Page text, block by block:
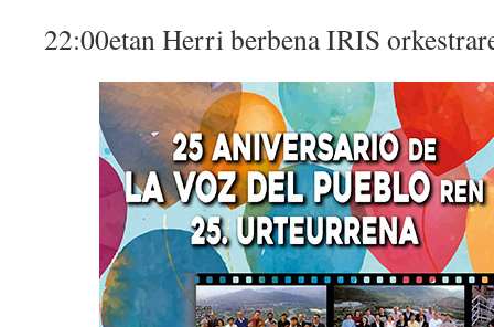
22:00etan Herri berbena IRIS